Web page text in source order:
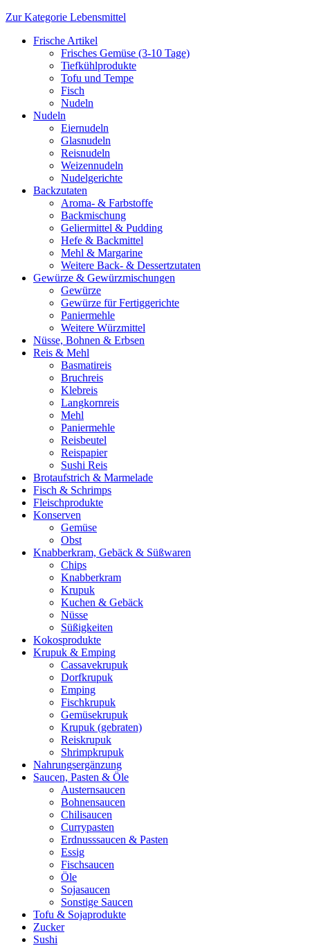
Zur Kategorie Lebensmittel
Frische Artikel
Frisches Gemüse (3-10 Tage)
Tiefkühlprodukte
Tofu und Tempe
Fisch
Nudeln
Nudeln
Eiernudeln
Glasnudeln
Reisnudeln
Weizennudeln
Nudelgerichte
Backzutaten
Aroma- & Farbstoffe
Backmischung
Geliermittel & Pudding
Hefe & Backmittel
Mehl & Margarine
Weitere Back- & Dessertzutaten
Gewürze & Gewürzmischungen
Gewürze
Gewürze für Fertiggerichte
Paniermehle
Weitere Würzmittel
Nüsse, Bohnen & Erbsen
Reis & Mehl
Basmatireis
Bruchreis
Klebreis
Langkornreis
Mehl
Paniermehle
Reisbeutel
Reispapier
Sushi Reis
Brotaufstrich & Marmelade
Fisch & Schrimps
Fleischprodukte
Konserven
Gemüse
Obst
Knabberkram, Gebäck & Süßwaren
Chips
Knabberkram
Krupuk
Kuchen & Gebäck
Nüsse
Süßigkeiten
Kokosprodukte
Krupuk & Emping
Cassavekrupuk
Dorfkrupuk
Emping
Fischkrupuk
Gemüsekrupuk
Krupuk (gebraten)
Reiskrupuk
Shrimpkrupuk
Nahrungsergänzung
Saucen, Pasten & Öle
Austernsaucen
Bohnensaucen
Chilisaucen
Currypasten
Erdnusssaucen & Pasten
Essig
Fischsaucen
Öle
Sojasaucen
Sonstige Saucen
Tofu & Sojaprodukte
Zucker
Sushi